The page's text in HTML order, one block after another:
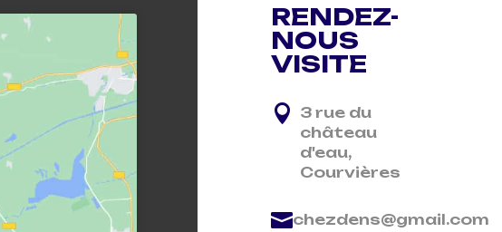
RENDEZ-
NOUS
VISITE
 3 rue du
château
d'eau,
Courvières
chezdens@gmail.com